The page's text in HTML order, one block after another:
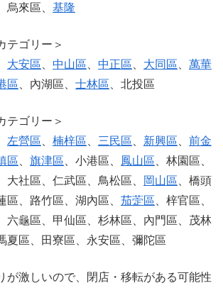
、烏來區、 基隆
テゴリー＞
大安區 中山區 中正區 大同區
萬華
區 、內湖區、 士林區 、北投區
テゴリー＞
左營區 楠梓區 三民區 新興區
前金
區 旗津區 、小港區、 鳳山區 、林園區、
、大社區、仁武區、鳥松區、 岡山區 、橋頭
區、路竹區、湖內區、 茄萣區 、梓官區、
、六龜區、甲仙區、杉林區、內門區、茂林
夏區、田寮區、永安區、彌陀區
が激しいので、閉店・移転がある可能性